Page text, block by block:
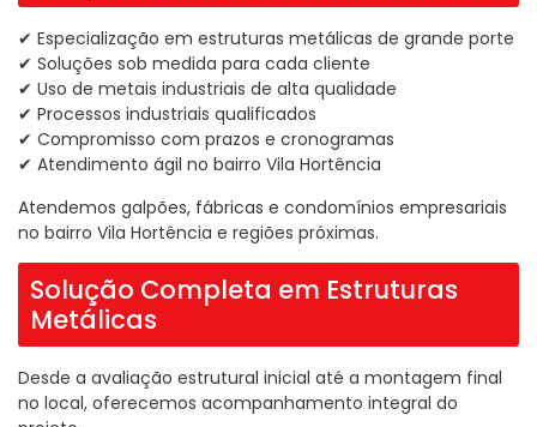
✔ Especialização em estruturas metálicas de grande porte
✔ Soluções sob medida para cada cliente
✔ Uso de metais industriais de alta qualidade
✔ Processos industriais qualificados
✔ Compromisso com prazos e cronogramas
✔ Atendimento ágil no bairro Vila Hortência
Atendemos galpões, fábricas e condomínios empresariais
no bairro Vila Hortência e regiões próximas.
Solução Completa em Estruturas
Metálicas
Desde a avaliação estrutural inicial até a montagem final
no local, oferecemos acompanhamento integral do